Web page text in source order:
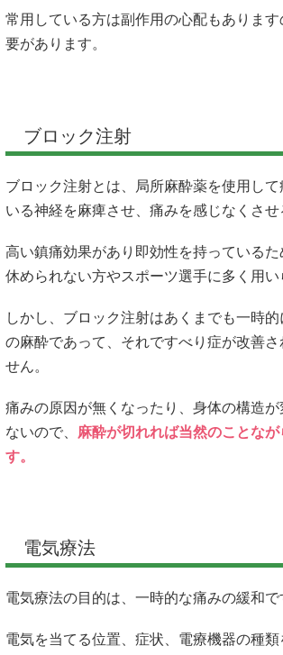
常用している方は副作用の心配もありま
要があります。
ブロック注射
ブロック注射とは、局所麻酔薬を使用し
いる神経を麻痺させ、痛みを感じなくさせ
高い鎮痛効果があり即効性を持っている
休められない方やスポーツ選手に多く用い
しかし、ブロック注射はあくまでも一時
の麻酔であって、それですべり症が改善さ
せん。
痛みの原因が無くなったり、身体の構造
ないので、 麻酔が切れれば当然のことな
す。
電気療法
電気療法の目的は、一時的な痛みの緩和で
電気を当てる位置、症状、電療機器の種